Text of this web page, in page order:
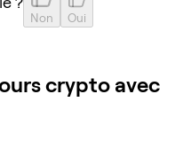
Non Oui
crypto avec